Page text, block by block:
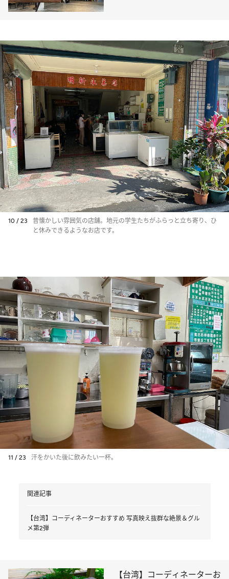
10 / 23
昔懐かしい雰囲気の店舗。地元の学生たちがふらっと立ち寄り、ひ
と休みできるようなお店です。
11 / 23 汗をかいた後に飲みたい一杯。
関連記事
【台湾】コーディネーターおすすめ 写真映え抜群な絶景＆グル
メ第2弾
【台湾】コーディネーターお